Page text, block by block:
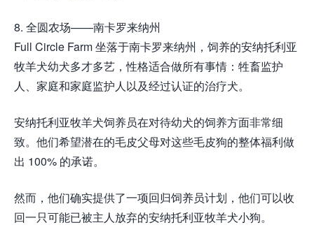
8. 全圆农场——南卡罗来纳州
Full Circle Farm 坐落于南卡罗来纳州，饲养的安纳托利亚
牧羊犬幼犬多才多艺，性格适合做所有事情：牲畜监护
人、家庭和家庭监护人以及经过认证的治疗犬。
安纳托利亚牧羊犬饲养员在对待幼犬的饲养方面非常细
致。他们希望潜在的毛皮父母对这些毛皮狗的整体福利做
出 100% 的承诺。
然而，他们确实提供了一项回归饲养员计划，他们可以收
回一只可能已被主人放弃的安纳托利亚牧羊犬小狗。